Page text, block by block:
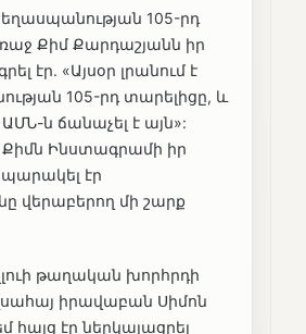
105-րդ
Քիմ Քարդաշյանն իր
էր. «Այսօր լրանում է
105-րդ տարելիցը, և
ն ճանաչել է այն»:
Ինստագրամի իր
էր
վերաբերող մի շարք
թաղական խորհրդի
իրավաբան Սիմոն
հայց էր ներկայացրել